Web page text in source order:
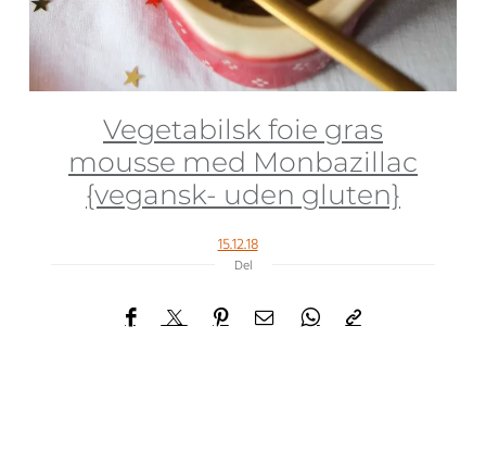
Vegetabilsk foie gras
mousse med Monbazillac
{vegansk- uden gluten}
15.12.18
Del